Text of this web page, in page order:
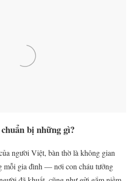
bị những gì?
người Việt, bàn thờ là không gian
mỗi gia đình — nơi con cháu tưởng